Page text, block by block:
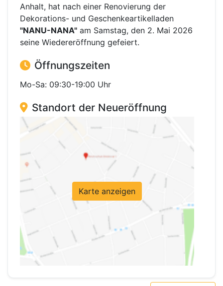
Anhalt, hat nach einer Renovierung der
Dekorations- und Geschenkeartikelladen
"NANU-NANA" am Samstag, den 2. Mai 2026
seine Wiedereröffnung gefeiert.
Öffnungszeiten
Mo-Sa: 09:30-19:00 Uhr
Standort der Neueröffnung
Karte anzeigen